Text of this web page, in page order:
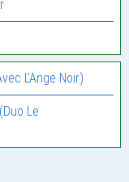
L’Ange Noir)
Le